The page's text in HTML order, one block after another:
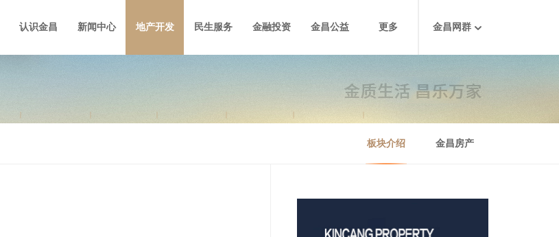
认识金昌 新闻中心 地产开发 民生服务 金融投资 金昌公益 更多 金昌网群
板块介绍 金昌房产